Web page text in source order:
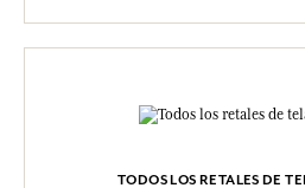
TODOS LOS RETALES DE